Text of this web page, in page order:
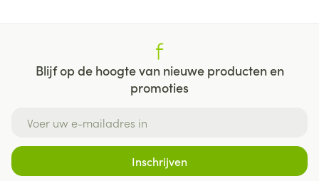
Blijf op de hoogte van nieuwe producten en
promoties
Inschrijven